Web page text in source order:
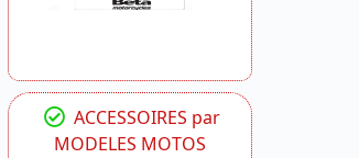
ACCESSOIRES par
MODELES MOTOS